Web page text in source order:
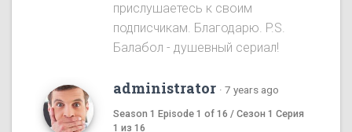
прислушаетесь к своим
подписчикам. Благодарю. P.S.
Балабол - душевный сериал!
administrator · 7 years ago
Season 1 Episode 1 of 16 / Сезон 1 Серия
1 из 16